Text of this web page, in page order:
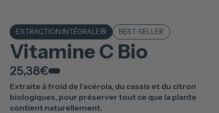
EXTRACTION INTÉGRALE® BEST-SELLER
Vitamine C Bio
25,38€
Extraite à froid de l'acérola, du cassis et du citron
biologiques, pour préserver tout ce que la plante
contient naturellement.